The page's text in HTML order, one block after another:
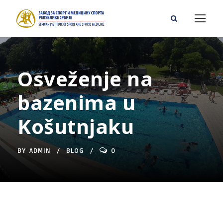
Osveženje na
bazenima u
Košutnjaku
BY ADMIN BLOG 0